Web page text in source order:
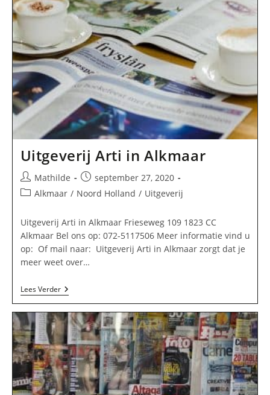
Uitgeverij Arti in Alkmaar
Bericht
auteur:
Mathilde
Bericht
gepubliceerd
september 27, 2020
Berichtcategorie:
Alkmaar / Noord Holland / Uitgeverij
Uitgeverij Arti in Alkmaar Frieseweg 109 1823 CC
Alkmaar Bel ons op: 072-5117506 Meer informatie vind u
op: Of mail naar: Uitgeverij Arti in Alkmaar zorgt dat je
meer weet over…
Lees VerderUitgeverij
Arti
Alkmaar